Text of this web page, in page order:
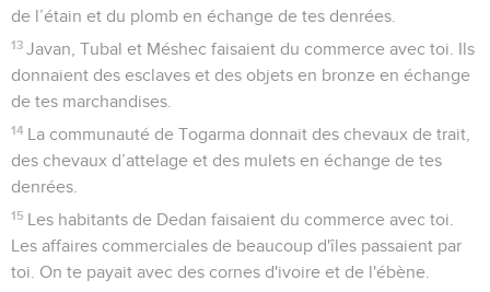
de l’étain et du plomb en échange de tes denrées.
13 Javan, Tubal et Méshec faisaient du commerce avec toi. Ils
donnaient des esclaves et des objets en bronze en échange
de tes marchandises.
14 La communauté de Togarma donnait des chevaux de trait,
des chevaux d’attelage et des mulets en échange de tes
denrées.
15 Les habitants de Dedan faisaient du commerce avec toi.
Les affaires commerciales de beaucoup d'îles passaient par
toi. On te payait avec des cornes d'ivoire et de l'ébène.